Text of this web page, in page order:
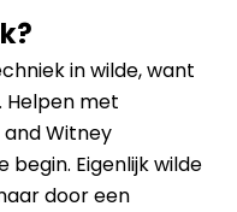
in wilde, want
Helpen met
Witney
Eigenlijk wilde
door een